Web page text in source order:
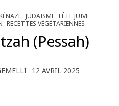
JUDAÏSME FÊTE JUIVE
RECETTES VÉGÉTARIENNES
(Pessah)
12 AVRIL 2025